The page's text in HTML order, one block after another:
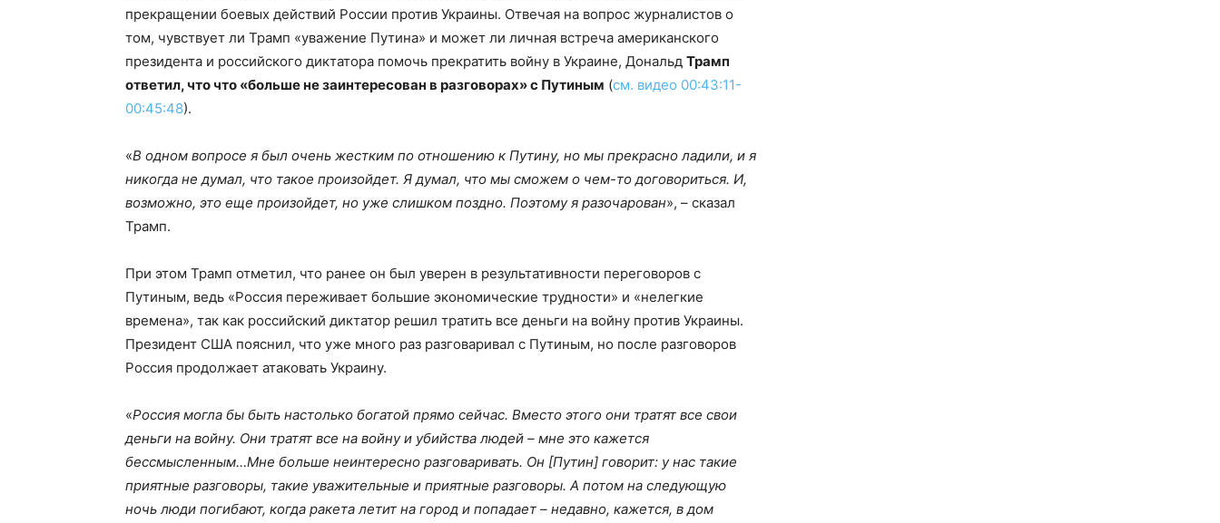
прекращении боевых действий России против Украины. Отвечая на вопрос журналистов о
том, чувствует ли Трамп «уважение Путина» и может ли личная встреча американского
президента и российского диктатора помочь прекратить войну в Украине, Дональд Трамп
ответил, что что «больше не заинтересован в разговорах» с Путиным (см. видео 00:43:11-
00:45:48).
«В одном вопросе я был очень жестким по отношению к Путину, но мы прекрасно ладили, и я
никогда не думал, что такое произойдет. Я думал, что мы сможем о чем-то договориться. И,
возможно, это еще произойдет, но уже слишком поздно. Поэтому я разочарован», – сказал
Трамп.
При этом Трамп отметил, что ранее он был уверен в результативности переговоров с
Путиным, ведь «Россия переживает большие экономические трудности» и «нелегкие
времена», так как российский диктатор решил тратить все деньги на войну против Украины.
Президент США пояснил, что уже много раз разговаривал с Путиным, но после разговоров
Россия продолжает атаковать Украину.
«Россия могла бы быть настолько богатой прямо сейчас. Вместо этого они тратят все свои
деньги на войну. Они тратят все на войну и убийства людей – мне это кажется
бессмысленным…Мне больше неинтересно разговаривать. Он [Путин] говорит: у нас такие
приятные разговоры, такие уважительные и приятные разговоры. А потом на следующую
ночь люди погибают, когда ракета летит на город и попадает – недавно, кажется, в дом